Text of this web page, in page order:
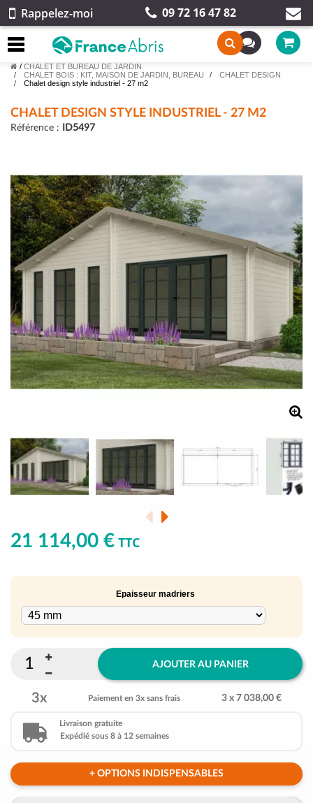
Rappelez-moi 09 72 16 47 82
/ CHALET ET BUREAU DE JARDIN
CHALET BOIS : KIT, MAISON DE JARDIN, BUREAU
CHALET DESIGN
Chalet design style industriel - 27 m2
CHALET DESIGN STYLE INDUSTRIEL - 27 M2
Référence : ID5497
21 114,00 € TTC
Epaisseur madriers
AJOUTER AU PANIER
3x Paiement en 3x sans frais 3 x 7 038,00 €
Livraison gratuite
Expédié sous 8 à 12 semaines
+ OPTIONS INDISPENSABLES